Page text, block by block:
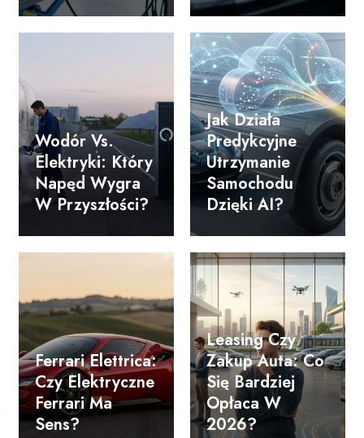
Wodór Vs.
Elektryki: Który
Napęd Wygra
W Przyszłości?
Jak Działa
Predykcyjne
Utrzymanie
Samochodu
Dzięki AI?
Ferrari Elettrica:
Czy Elektryczne
Ferrari Ma
Sens?
Leasing Czy
Zakup Auta: Co
Się Bardziej
Opłaca W
2026?